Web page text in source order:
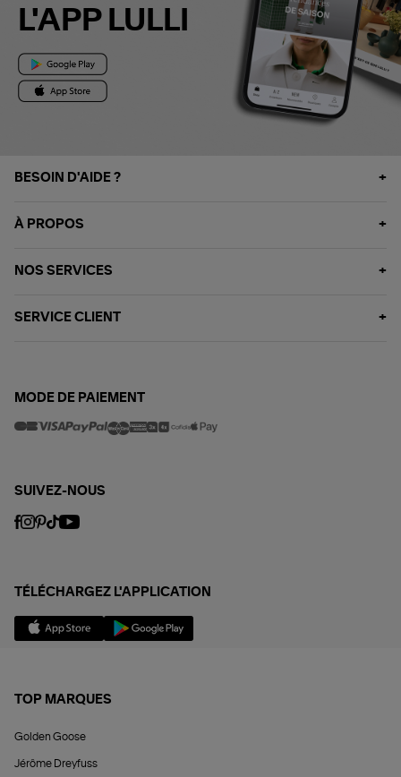
L'APP LULLI
BESOIN D'AIDE ?
À PROPOS
NOS SERVICES
SERVICE CLIENT
MODE DE PAIEMENT
SUIVEZ-NOUS
TÉLÉCHARGEZ L'APPLICATION
TOP MARQUES
Golden Goose
Jérôme Dreyfuss